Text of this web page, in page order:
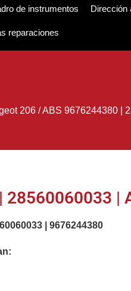
de instrumentos Dirección
reparaciones
206/ABS 9676244380 |
|
9676244380